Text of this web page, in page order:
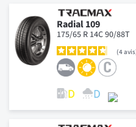
Radial 109
175/65 R 14C 90/88T
4avis